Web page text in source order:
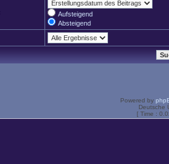
Aufsteigend
Absteigend
Powered by
Deutsche
[ Time :